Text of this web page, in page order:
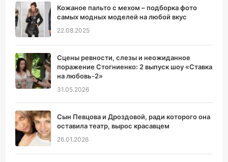
Кожаное пальто с мехом – подборка фото
самых модных моделей на любой вкус
22.08.2025
Сцены ревности, слезы и неожиданное
поражение Стогниенко: 2 выпуск шоу «Ставка
на любовь-2»
31.05.2026
Сын Певцова и Дроздовой, ради которого она
оставила театр, вырос красавцем
26.01.2026